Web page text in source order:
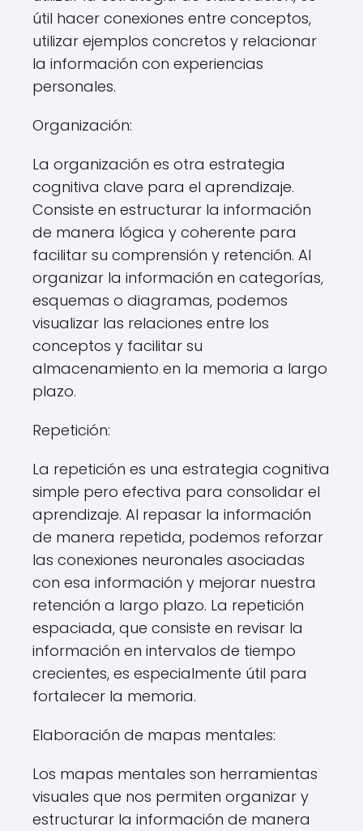
útil hacer conexiones entre conceptos,
utilizar ejemplos concretos y relacionar
la información con experiencias
personales.
Organización:
La organización es otra estrategia
cognitiva clave para el aprendizaje.
Consiste en estructurar la información
de manera lógica y coherente para
facilitar su comprensión y retención. Al
organizar la información en categorías,
esquemas o diagramas, podemos
visualizar las relaciones entre los
conceptos y facilitar su
almacenamiento en la memoria a largo
plazo.
Repetición:
La repetición es una estrategia cognitiva
simple pero efectiva para consolidar el
aprendizaje. Al repasar la información
de manera repetida, podemos reforzar
las conexiones neuronales asociadas
con esa información y mejorar nuestra
retención a largo plazo. La repetición
espaciada, que consiste en revisar la
información en intervalos de tiempo
crecientes, es especialmente útil para
fortalecer la memoria.
Elaboración de mapas mentales:
Los mapas mentales son herramientas
visuales que nos permiten organizar y
estructurar la información de manera